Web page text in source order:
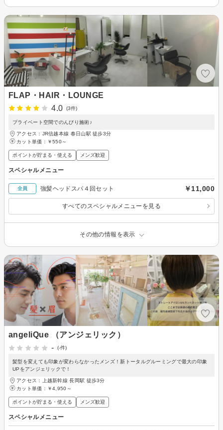
FLAP・HAIR・LOUNGE
4.0
(3件)
プライベート空間でのんびり施術♪
アクセス：JR信越本線 春日山駅 徒歩3分
カット単価： ￥550～
ポイントが貯まる・使える メンズ歓迎
スペシャルメニュー
全員 強髪ヘッドスパ４回セット ￥11,000
すべてのスペシャルメニューを見る
その他の情報を表示
angeliQue （アンジェリック）
-
(-件)
髪型を変えても印象が変わらなかったメンズ！新トータルグルーミングで最大の印象
UPをアンジェリックで！
アクセス：上越新幹線 長岡駅 徒歩3分
カット単価： ￥4,950～
ポイントが貯まる・使える メンズ歓迎
スペシャルメニュー